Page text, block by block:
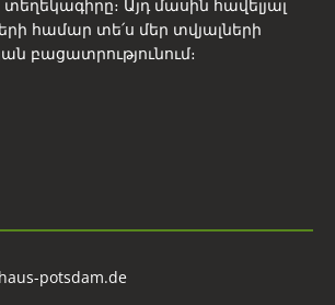
Այդ մասին հավելյալ
համար տե՛ս մեր տվյալների
բացատրությունում։
potsdam.de